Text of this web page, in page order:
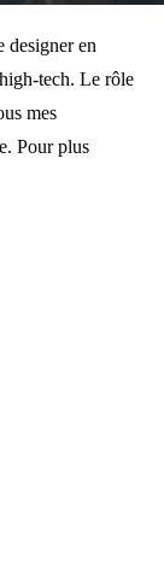
designer en
tech. Le rôle
mes
Pour plus